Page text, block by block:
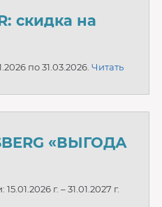
скидка на
по 31.03.2026. Читать
«ВЫГОДА
г. – 31.01.2027 г.